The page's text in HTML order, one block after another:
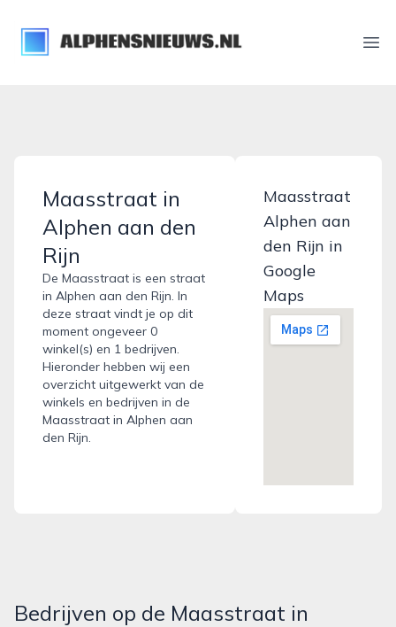
alphensnieuws.nl
Maasstraat in
Alphen aan den
Rijn
De Maasstraat is een straat
in Alphen aan den Rijn. In
deze straat vindt je op dit
moment ongeveer 0
winkel(s) en 1 bedrijven.
Hieronder hebben wij een
overzicht uitgewerkt van de
winkels en bedrijven in de
Maasstraat in Alphen aan
den Rijn.
Maasstraat
Alphen aan
den Rijn in
Google
Maps
Bedrijven op de Maasstraat in